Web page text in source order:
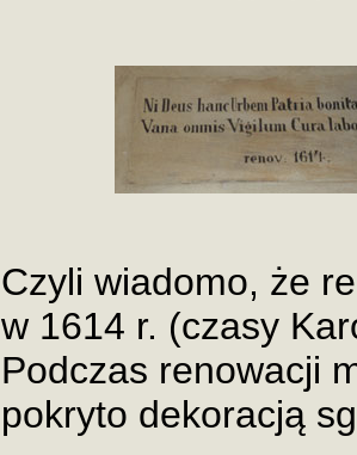
Czyli wiadomo, że
w 1614 r. (czasy
Podczas renowacji
pokryto dekoracją